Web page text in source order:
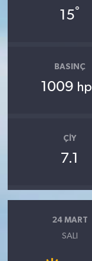
15°
BASINÇ
1009
ÇIY
7.1
24 MART
SALI